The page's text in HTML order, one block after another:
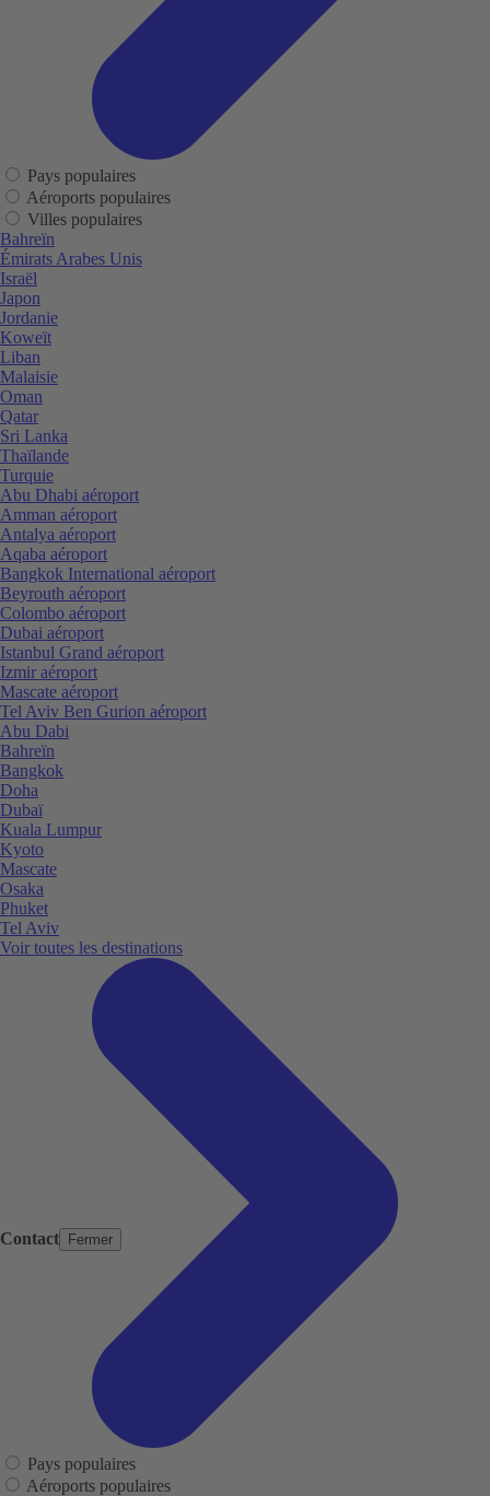
Contact Fermer
Pays populaires
Aéroports populaires
Villes populaires
Bahreïn
Émirats Arabes Unis
Israël
Japon
Jordanie
Koweït
Liban
Malaisie
Oman
Qatar
Sri Lanka
Thaïlande
Turquie
Abu Dhabi aéroport
Amman aéroport
Antalya aéroport
Aqaba aéroport
Bangkok International aéroport
Beyrouth aéroport
Colombo aéroport
Dubai aéroport
Istanbul Grand aéroport
Izmir aéroport
Mascate aéroport
Tel Aviv Ben Gurion aéroport
Abu Dabi
Bahreïn
Bangkok
Doha
Dubaï
Kuala Lumpur
Kyoto
Mascate
Osaka
Phuket
Tel Aviv
Voir toutes les destinations
Pays populaires
Aéroports populaires